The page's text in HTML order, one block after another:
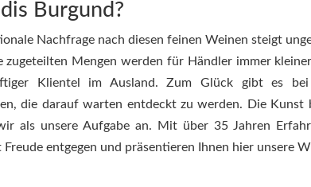
Burgund?
Nachfrage nach diesen feinen Weinen steigt
zugeteilten Mengen werden für Händler immer
Klientel im Ausland. Zum Glück gibt es
die darauf warten entdeckt zu werden. Die
als unsere Aufgabe an. Mit über 35 Jahren
entgegen und präsentieren Ihnen hier unsere